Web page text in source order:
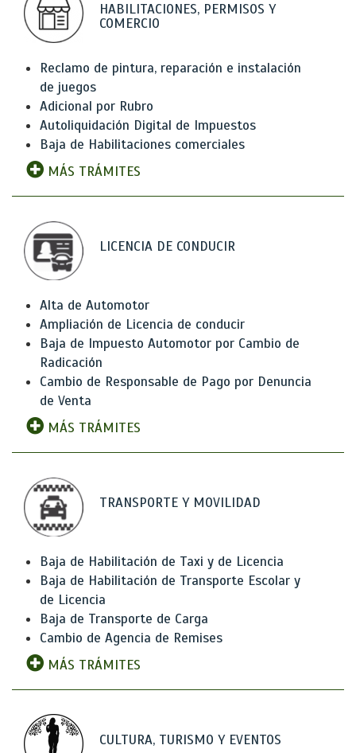
HABILITACIONES, PERMISOS Y
COMERCIO
Reclamo de pintura, reparación e instalación
de juegos
Adicional por Rubro
Autoliquidación Digital de Impuestos
Baja de Habilitaciones comerciales
MÁS TRÁMITES
LICENCIA DE CONDUCIR
Alta de Automotor
Ampliación de Licencia de conducir
Baja de Impuesto Automotor por Cambio de
Radicación
Cambio de Responsable de Pago por Denuncia
de Venta
MÁS TRÁMITES
TRANSPORTE Y MOVILIDAD
Baja de Habilitación de Taxi y de Licencia
Baja de Habilitación de Transporte Escolar y
de Licencia
Baja de Transporte de Carga
Cambio de Agencia de Remises
MÁS TRÁMITES
CULTURA, TURISMO Y EVENTOS